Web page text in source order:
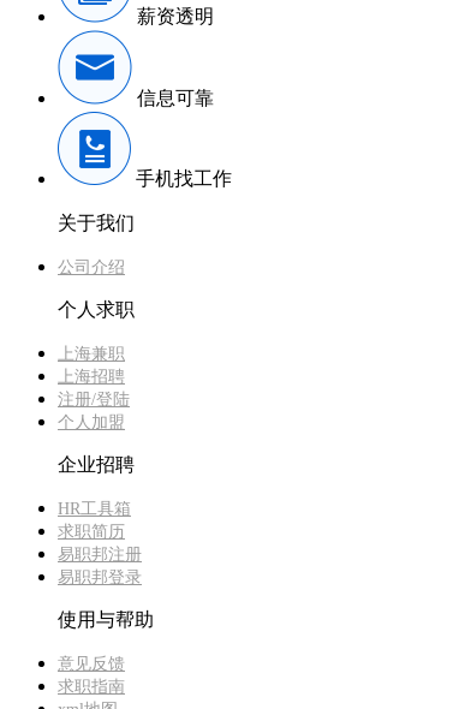
薪资透明
信息可靠
手机找工作
关于我们
公司介绍
个人求职
上海兼职
上海招聘
注册/登陆
个人加盟
企业招聘
HR工具箱
求职简历
易职邦注册
易职邦登录
使用与帮助
意见反馈
求职指南